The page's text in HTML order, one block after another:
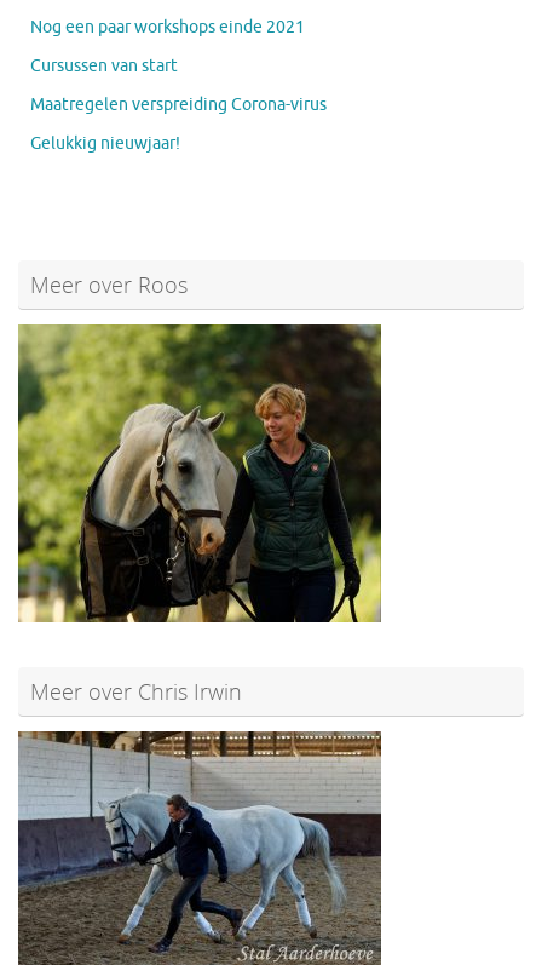
Nog een paar workshops einde 2021
Cursussen van start
Maatregelen verspreiding Corona-virus
Gelukkig nieuwjaar!
Meer over Roos
Meer over Chris Irwin